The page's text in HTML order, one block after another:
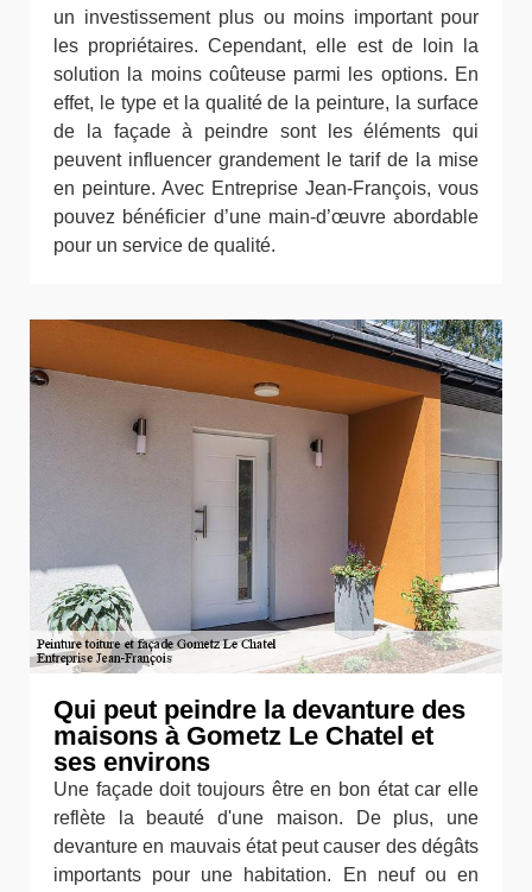
un investissement plus ou moins important pour
les propriétaires. Cependant, elle est de loin la
solution la moins coûteuse parmi les options. En
effet, le type et la qualité de la peinture, la surface
de la façade à peindre sont les éléments qui
peuvent influencer grandement le tarif de la mise
en peinture. Avec Entreprise Jean-François, vous
pouvez bénéficier d’une main-d’œuvre abordable
pour un service de qualité.
Qui peut peindre la devanture des
maisons à Gometz Le Chatel et
ses environs
Une façade doit toujours être en bon état car elle
reflète la beauté d'une maison. De plus, une
devanture en mauvais état peut causer des dégâts
importants pour une habitation. En neuf ou en